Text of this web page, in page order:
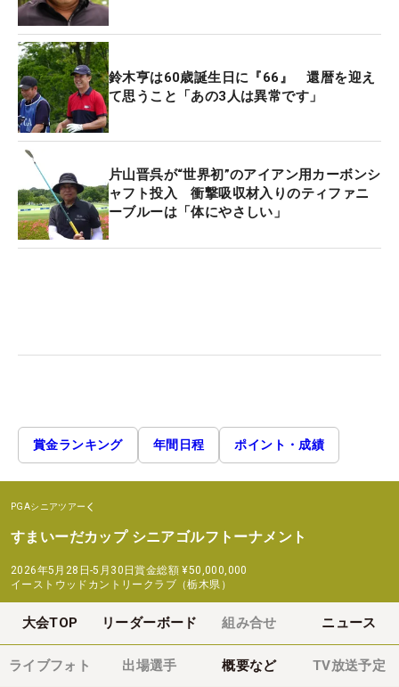
鈴木亨は60歳誕生日に『66』 還暦を迎え
て思うこと「あの3人は異常です」
片山晋呉が“世界初”のアイアン用カーボンシ
ャフト投入 衝撃吸収材入りのティファニ
ーブルーは「体にやさしい」
賞金ランキング 年間日程 ポイント・成績
PGAシニアツアー
すまいーだカップ シニアゴルフトーナメント
2026年5月28日-5月30日賞金総額 ¥50,000,000
イーストウッドカントリークラブ（栃木県）
大会TOP リーダーボード 組み合せ ニュース
ライブフォト 出場選手 概要など TV放送予定